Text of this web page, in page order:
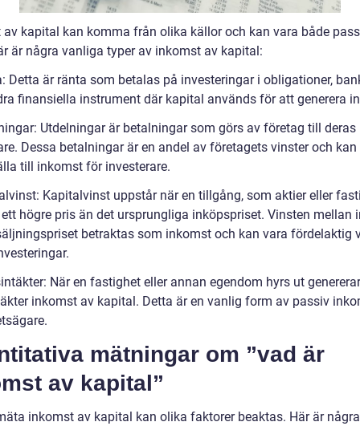
av kapital kan komma från olika källor och kan vara både
är några vanliga typer av inkomst av kapital:
Detta är ränta som betalas på investeringar i obligationer,
finansiella instrument där kapital används för att generera
Utdelningar är betalningar som görs av företag till deras
Dessa betalningar är en andel av företagets vinster och kan
till inkomst för investerare.
Kapitalvinst uppstår när en tillgång, som aktier eller
högre pris än det ursprungliga inköpspriset. Vinsten mellan
betraktas som inkomst och kan vara fördelaktig
När en fastighet eller annan egendom hyrs ut genererar
inkomst av kapital. Detta är en vanlig form av passiv
mätningar om ”vad är
av kapital”
inkomst av kapital kan olika faktorer beaktas. Här är